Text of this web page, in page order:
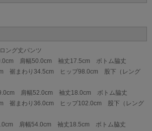
ング丈パンツ
肩幅50.0cm 袖丈17.5cm ボトム脇丈
裾まわり34.5cm ヒップ98.0cm 股下（レング
肩幅52.0cm 袖丈18.0cm ボトム脇丈
裾まわり36.0cm ヒップ102.0cm 股下（レング
肩幅54.0cm 袖丈18.5cm ボトム脇丈